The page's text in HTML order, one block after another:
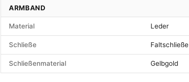
ARMBAND
Material Leder
Schließe Faltschließe
Schließenmaterial Gelbgold